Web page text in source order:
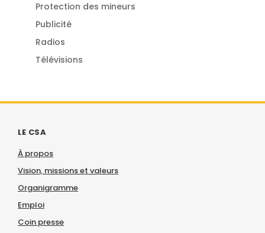
Protection des mineurs
Publicité
Radios
Télévisions
LE CSA
À propos
Vision, missions et valeurs
Organigramme
Emploi
Coin presse